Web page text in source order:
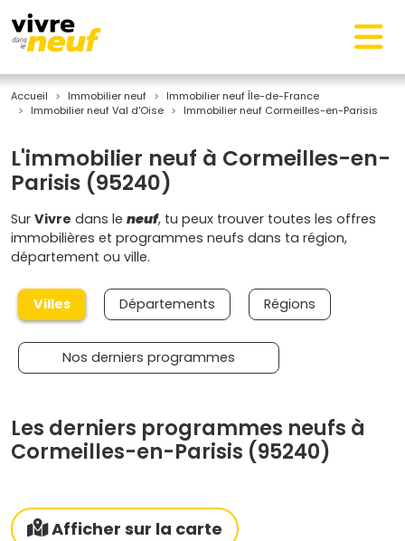
Accueil Immobilier neuf
Immobilier neuf Île-de-France
Immobilier neuf Val d'Oise
Immobilier neuf Cormeilles-en-Parisis
L'immobilier neuf à Cormeilles-en-
Parisis (95240)
Sur Vivre dans le neuf, tu peux trouver toutes les offres
immobilières et programmes neufs dans ta région,
département ou ville.
Villes Départements Régions
Nos derniers programmes
Les derniers programmes neufs à
Cormeilles-en-Parisis (95240)
Afficher sur la carte